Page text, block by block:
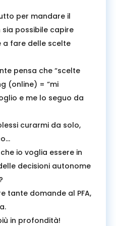
per mandare il
possibile capire
a fare delle scelte
pensa che “scelte
(online) = “mi
e me lo seguo da
curarmi da solo,
io voglia essere in
decisioni autonome
tante domande al PFA,
in profondità!